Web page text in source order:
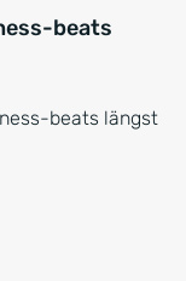
beats
beats längst